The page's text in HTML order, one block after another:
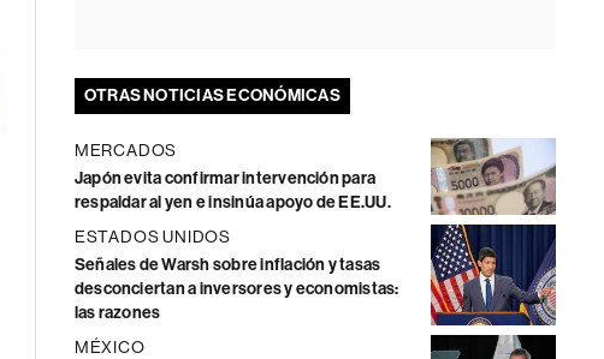
OTRAS NOTICIAS ECONÓMICAS
MERCADOS
Japón evita confirmar intervención para
respaldar al yen e insinúa apoyo de EE.UU.
ESTADOS UNIDOS
Señales de Warsh sobre inflación y tasas
desconciertan a inversores y economistas:
las razones
MÉXICO